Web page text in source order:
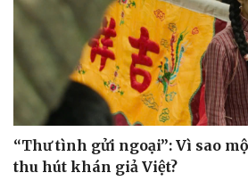
“Thư tình gửi ngoại”: Vì sao
thu hút khán giả Việt?